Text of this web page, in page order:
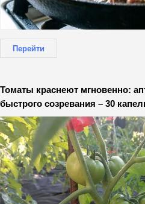
Перейти
Томаты краснеют мгновенно:
быстрого созревания – 30